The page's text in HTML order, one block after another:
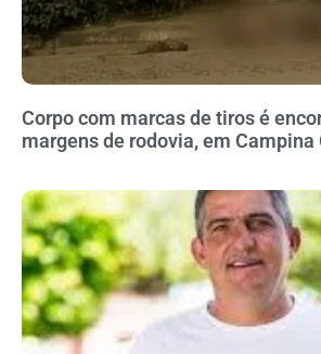
Corpo com marcas de tiros é
margens de rodovia, em Campina